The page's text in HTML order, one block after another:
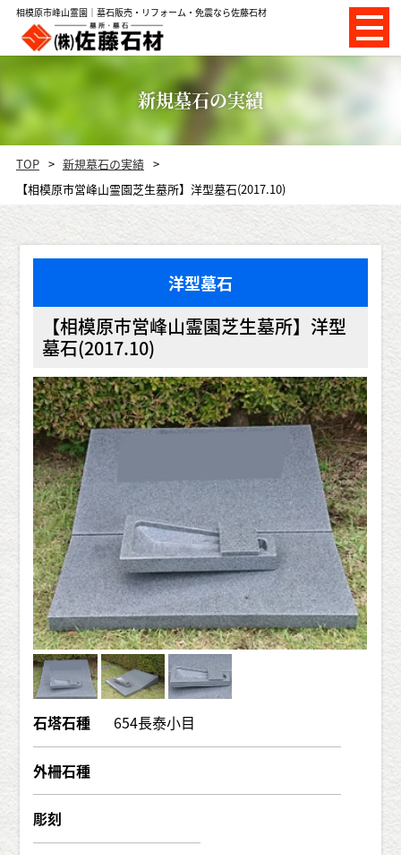
相模原市峰山霊園｜墓石販売・リフォーム・免震なら佐藤石材
新規墓石の実績
TOP
新規墓石の実績
【相模原市営峰山霊園芝生墓所】洋型墓石(2017.10)
洋型墓石
【相模原市営峰山霊園芝生墓所】洋型
墓石(2017.10)
石塔石種 654長泰小目
外柵石種
彫刻